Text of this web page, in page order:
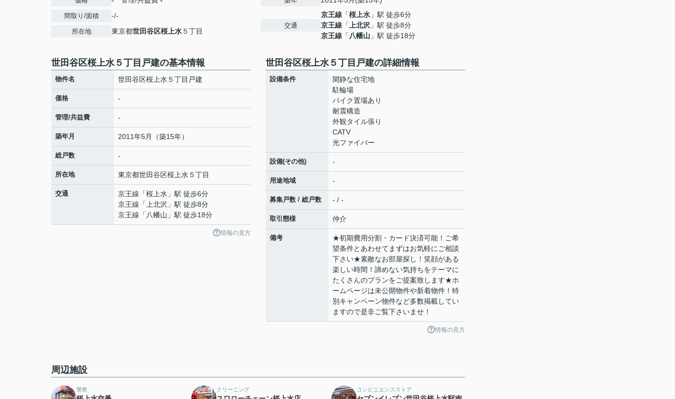
間取り/面積 -/-
所在地 東京都世田谷区桜上水５丁目
交通
京王線 「桜上水 」駅 徒歩6分
京王線 「 上北沢 」駅 徒歩8分
京王線 「 八幡山 」駅 徒歩18分
世田谷区桜上水５丁目戸建の基本情報
物件名 世田谷区桜上水５丁目戸建
価格 -
管理/共益費 -
築年月 2011年5月（築15年）
総戸数 -
所在地 東京都世田谷区桜上水 ５丁目
交通 京王線 「桜上水 」駅 徒歩6分
京王線 「 上北沢 」駅 徒歩8分
京王線 「 八幡山 」駅 徒歩18分
情報の見方
世田谷区桜上水５丁目戸建の詳細情報
設備条件
閑静な住宅地
駐輪場
バイク置場あり
耐震構造
外観タイル張り
CATV
光ファイバー
設備(その他) -
用途地域 -
募集戸数 / 総戸数 - / -
取引態様 仲介
備考
★初期費用分割・カード決済可能！ご希
望条件とあわせてまずはお気軽にご相談
下さい★素敵なお部屋探し！笑顔がある
楽しい時間！諦めない気持ちをテーマに
たくさんのプランをご提案致します★ホ
ームページは未公開物件や新着物件！特
別キャンペーン物件など多数掲載してい
ますので是非ご覧下さいませ！
情報の見方
周辺施設
警察 クリーニング コンビニエンスストア